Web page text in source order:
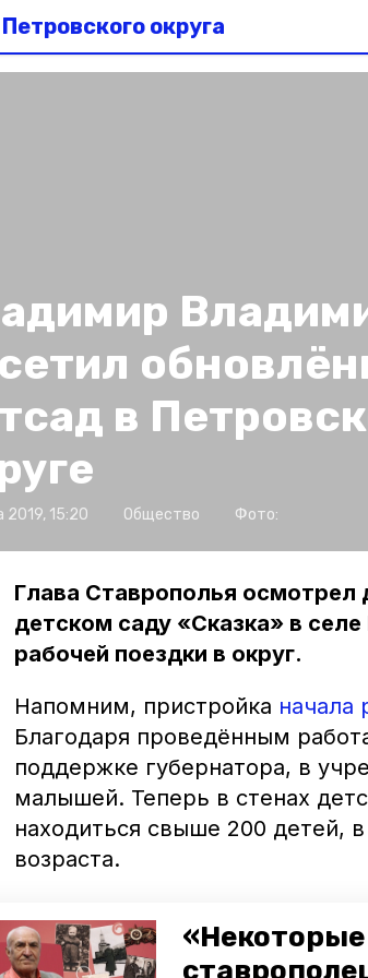
округа
в
2019, 15:20 Общество Фото:
Глава Ставрополья осмотрел
детском саду «Сказка» в
рабочей поездки в округ.
Напомним, пристройка начала
Благодаря проведённым
поддержке губернатора, в
малышей. Теперь в стенах
находиться свыше 200 детей,
возраста.
Владимиру Владимирову
комнаты с новой мебелью,